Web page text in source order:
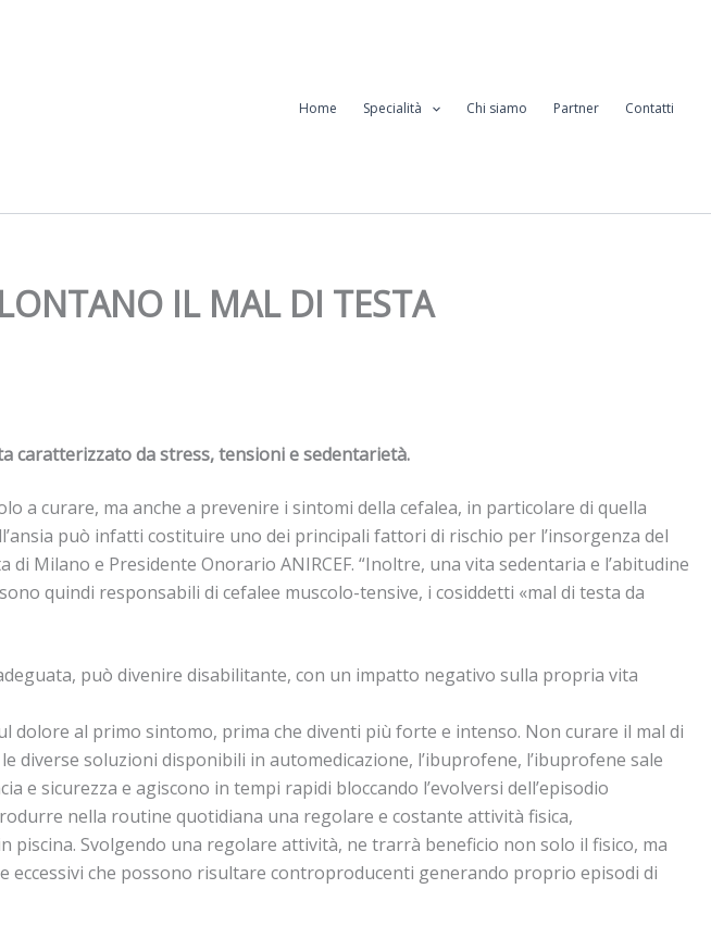
Home Specialità Chi siamo Partner Contatti
LONTANO IL MAL DI TESTA
caratterizzato da stress, tensioni e sedentarietà.
a curare, ma anche a prevenire i sintomi della cefalea, in particolare di quella
può infatti costituire uno dei principali fattori di rischio per l’insorgenza del
Milano e Presidente Onorario ANIRCEF. “Inoltre, una vita sedentaria e l’abitudine
quindi responsabili di cefalee muscolo-tensive, i cosiddetti «mal di testa da
può divenire disabilitante, con un impatto negativo sulla propria vita
dolore al primo sintomo, prima che diventi più forte e intenso. Non curare il mal di
diverse soluzioni disponibili in automedicazione, l’ibuprofene, l’ibuprofene sale
sicurezza e agiscono in tempi rapidi bloccando l’evolversi dell’episodio
nella routine quotidiana una regolare e costante attività fisica,
piscina. Svolgendo una regolare attività, ne trarrà beneficio non solo il fisico, ma
eccessivi che possono risultare controproducenti generando proprio episodi di